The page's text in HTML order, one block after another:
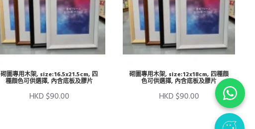
砌圖專用木架, size:16.5x21.5cm, 四
種顔色可供選擇, 內含底板及膠片
HKD $90.00
砌圖專用木架, size:12x18cm, 四種顔
色可供選擇, 內含底板及膠片
HKD $90.00